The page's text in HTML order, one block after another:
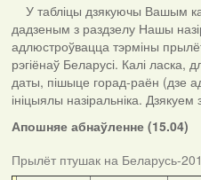
У табліцы дзякуючы Вашым
дадзеным з раздзелу Нашы
адлюстроўвацца тэрміны
рэгіёнаў Беларусі. Калі ласка,
даты, пішыце горад-раён (дзе
ініцыялы назіральніка.
Апошняе абнаўленне (15.04)
Прылёт птушак на Беларусь-